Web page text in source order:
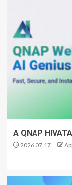
A QNAP
2026.07.17.